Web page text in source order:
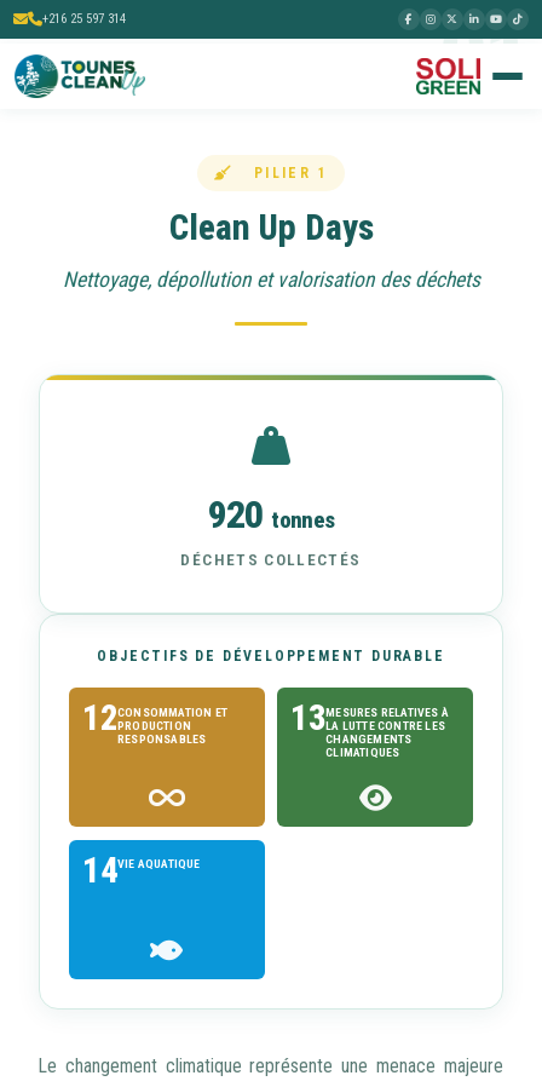
+216 25 597 314 01
PILIER 1
Clean Up Days
Nettoyage, dépollution et valorisation des déchets
920 tonnes
DÉCHETS COLLECTÉS
OBJECTIFS DE DÉVELOPPEMENT DURABLE
12CONSOMMATION ET
PRODUCTION
RESPONSABLES
13MESURES RELATIVES À
LA LUTTE CONTRE LES
CHANGEMENTS
CLIMATIQUES
14VIE AQUATIQUE
Le changement climatique représente une menace majeure